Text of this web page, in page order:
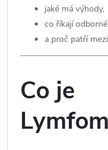
jaké má výhody,
co říkají
a proč patří
Co je